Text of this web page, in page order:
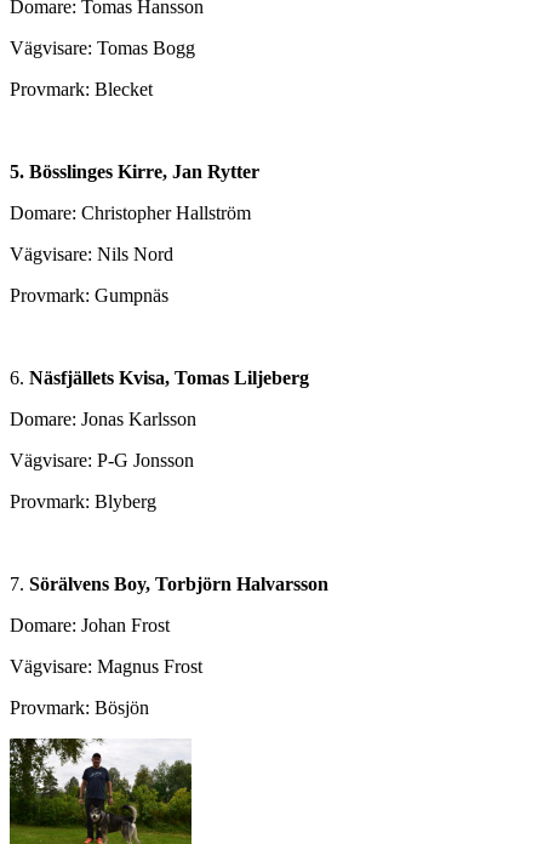
Domare: Tomas Hansson
Vägvisare: Tomas Bogg
Provmark: Blecket
5. Bösslinges Kirre, Jan Rytter
Domare: Christopher Hallström
Vägvisare: Nils Nord
Provmark: Gumpnäs
6. Näsfjällets Kvisa, Tomas Liljeberg
Domare: Jonas Karlsson
Vägvisare: P-G Jonsson
Provmark: Blyberg
7. Sörälvens Boy, Torbjörn Halvarsson
Domare: Johan Frost
Vägvisare: Magnus Frost
Provmark: Bösjön